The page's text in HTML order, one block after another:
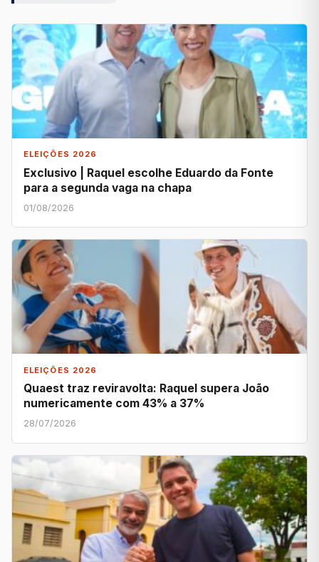
ELEIÇÕES 2026
Exclusivo | Raquel escolhe Eduardo da Fonte
para a segunda vaga na chapa
01/08/2026
ELEIÇÕES 2026
Quaest traz reviravolta: Raquel supera João
numericamente com 43% a 37%
28/07/2026